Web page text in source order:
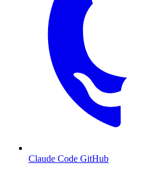
Claude Code GitHub